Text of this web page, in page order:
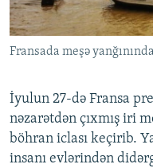
Fransada meşə
İyulun 27-də Fransa
nəzarətdən çıxmış iri
böhran iclası keçirib.
insanı evlərindən